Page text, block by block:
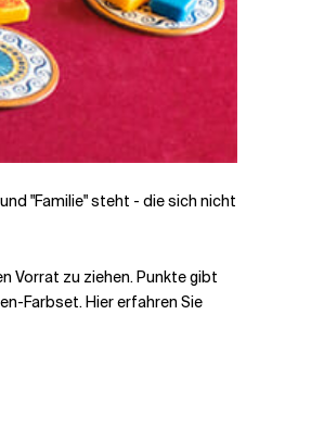
"Familie" steht - die sich nicht
Vorrat zu ziehen. Punkte gibt
Farbset. Hier erfahren Sie